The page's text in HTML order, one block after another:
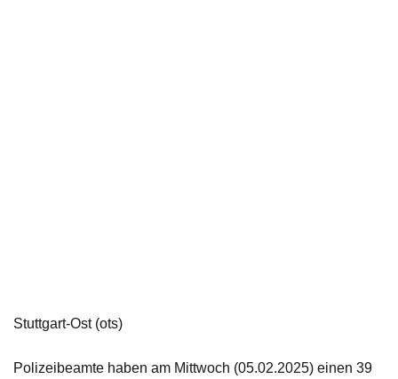
Stuttgart-Ost (ots)
Polizeibeamte haben am Mittwoch (05.02.2025) einen 39